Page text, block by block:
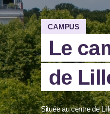
CAMPUS
Le
de
Située au centre de